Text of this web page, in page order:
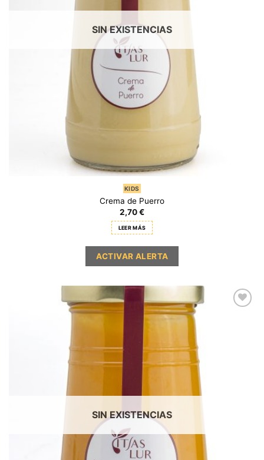
SIN EXISTENCIAS
KIDS
Crema de Puerro
2,70€
LEER MÁS
SIN EXISTENCIAS